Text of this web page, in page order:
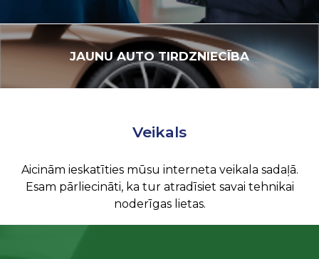
JAUNUAUTO TIRDZNIECĪBA
Veikals
Aicinām ieskatīties mūsu interneta veikala sadaļā.
Esam pārliecināti, ka tur atradīsiet savai tehnikai
noderīgas lietas.